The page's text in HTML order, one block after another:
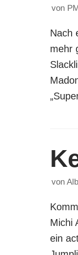
von
Nach
mehr
von
Michi
ein